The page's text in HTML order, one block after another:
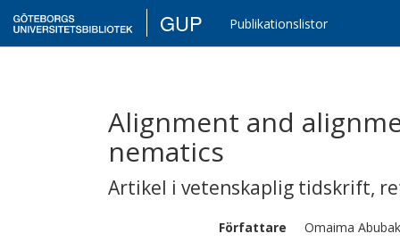
GUP Publikationslistor
Alignment and
nematics
Artikel i vetenskaplig tidskrift,
Författare
Omaima